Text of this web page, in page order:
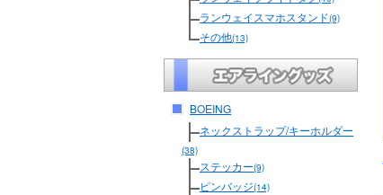
ランウェイスマホスタンド(9)
その他(13)
BOEING
ネックストラップ/キーホルダー
(38)
ステッカー(9)
ピンバッジ(14)